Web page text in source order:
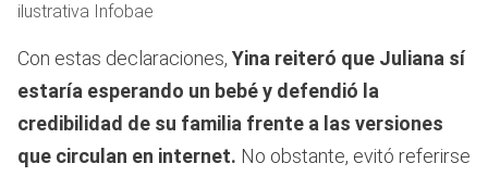
ilustrativa Infobae
Con estas declaraciones, Yina reiteró que Juliana sí
estaría esperando un bebé y defendió la
credibilidad de su familia frente a las versiones
que circulan en internet. No obstante, evitó referirse